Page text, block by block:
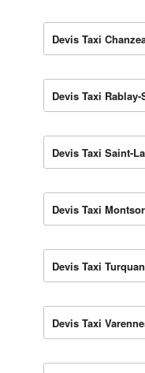
Devis Taxi
Devis Taxi
Devis Taxi Saint-
Devis Taxi
Devis Taxi
Devis Taxi